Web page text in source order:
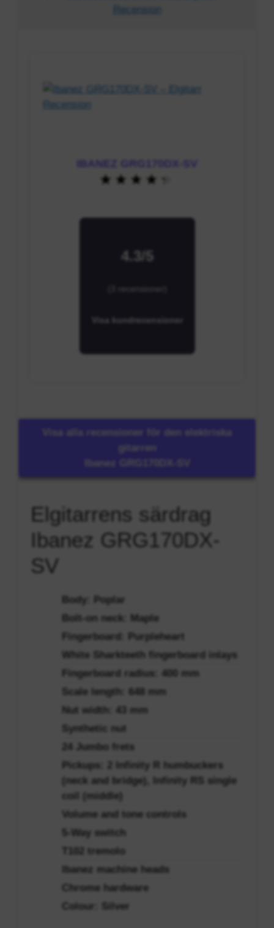
IBANEZ GRG170DX-SV
4.3/5
Visa kundrecensioner
Visa alla recensioner för den elektriska
gitarren
Ibanez GRG170DX-SV
Elgitarrens särdrag
Ibanez GRG170DX-
SV
Body: Poplar
Bolt-on neck: Maple
Fingerboard: Purpleheart
White Sharkteeth fingerboard inlays
Fingerboard radius: 400 mm
Scale length: 648 mm
Nut width: 43 mm
Synthetic nut
24 Jumbo frets
Pickups: 2 Infinity R humbuckers
(neck and bridge), Infinity RS single
coil (middle)
Volume and tone controls
5-Way switch
T102 tremolo
Ibanez machine heads
Chrome hardware
Colour: Silver